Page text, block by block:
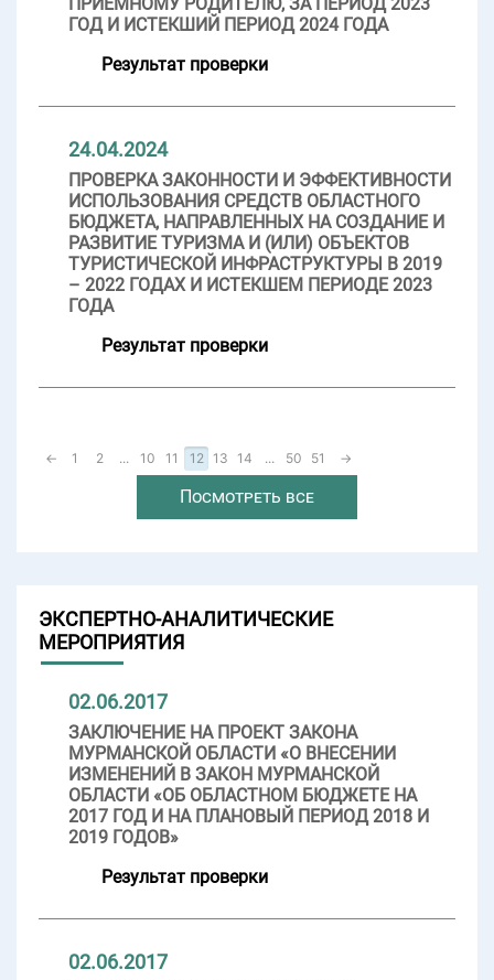
ГОД И ИСТЕКШИЙ ПЕРИОД 2024 ГОДА
Результат проверки
24.04.2024
ПРОВЕРКА ЗАКОННОСТИ И ЭФФЕКТИВНОСТИ
ИСПОЛЬЗОВАНИЯ СРЕДСТВ ОБЛАСТНОГО
БЮДЖЕТА, НАПРАВЛЕННЫХ НА СОЗДАНИЕ И
РАЗВИТИЕ ТУРИЗМА И (ИЛИ) ОБЪЕКТОВ
ТУРИСТИЧЕСКОЙ ИНФРАСТРУКТУРЫ В 2019
– 2022 ГОДАХ И ИСТЕКШЕМ ПЕРИОДЕ 2023
ГОДА
Результат проверки
← 1 2 ... 10 11 12 13 14 ... 50 51 →
Посмотреть все
ЭКСПЕРТНО-АНАЛИТИЧЕСКИЕ
МЕРОПРИЯТИЯ
02.06.2017
ЗАКЛЮЧЕНИЕ НА ПРОЕКТ ЗАКОНА
МУРМАНСКОЙ ОБЛАСТИ «О ВНЕСЕНИИ
ИЗМЕНЕНИЙ В ЗАКОН МУРМАНСКОЙ
ОБЛАСТИ «ОБ ОБЛАСТНОМ БЮДЖЕТЕ НА
2017 ГОД И НА ПЛАНОВЫЙ ПЕРИОД 2018 И
2019 ГОДОВ»
Результат проверки
02.06.2017